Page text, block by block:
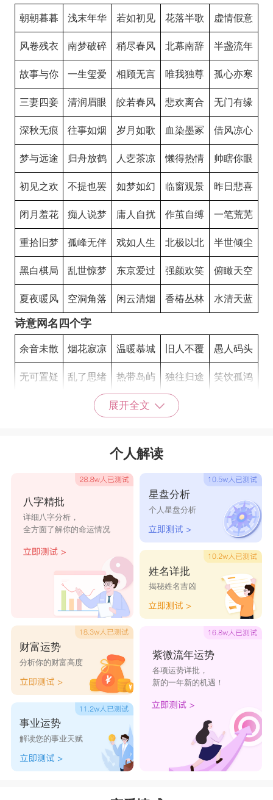
朝朝暮暮 浅末年华 若如初见 花落半歌 虚情假意
风卷残衣 南梦破碎 稍尽春风 北幕南辞 半盏流年
故事与你 一生玺爱 相顾无言 唯我独尊 孤心亦寒
三妻四妾 清润眉眼 皎若春风 悲欢离合 无门有缘
深秋无痕 往事如烟 岁月如歌 血染墨冢 借风凉心
梦与远途 归舟放鹤 人赱茶凉 懒得热情 帅瞎你眼
初见之欢 不提也罢 如梦如幻 临窗观景 昨日悲喜
闭月羞花 痴人说梦 庸人自扰 作茧自缚 一笔荒芜
重拾旧梦 孤峰无伴 戏如人生 北极以北 半世倾尘
黑白棋局 乱世惊梦 东京爱过 强颜欢笑 俯瞰天空
夏夜暖风 空洞角落 闲云清烟 香椿丛林 水清天蓝
诗意网名四个字
余音未散 烟花寂凉 温暖慕城 旧人不覆 愚人码头
无可置疑 乱了思绪 热带岛屿 独往归途 笑饮孤鸿
遥寄三山 百裹行者 墨亦成碑
潇湘烟雨
圆规画方 初心未变 剑断青丝 以七为书
折月煮酒 孑然一身 惹尽风尘 拟墨画扇 羽逸之光
清酒暖风 生性薄凉 荒词旧笺 北城不夏
独⒈無⑵ 泪雨成殇 正在连接 带刺的心 热情腐朽
挽手分离 一川绿风 謸氕独尊 太过倔强
盛夏物语 命比屌硬 遇见初夏 余生有你
睥愾壞壞 龙霸天下 时光匆匆 人来狗往 眼泪笑了
萧十一郎 杀戮天下 笑而不语 王者归来 善解人衣
展开全文
个人解读
八字精批
详细八字分析，
全方面了解你的命运情况
财富运势
分析你的财富高度
事业运势
解读您的事业天赋
星盘分析
个人星盘分析
姓名详批
揭秘姓名吉凶
紫微流年运势
各项运势详批，
新的一年新的机遇！